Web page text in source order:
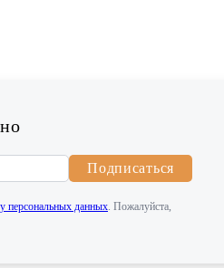
Подписаться
персональных данных. Пожалуйста,